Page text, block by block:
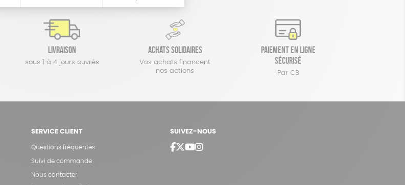
Livraison
sous 1 à 4 jours ouvrés
Achats solidaires
Vos achats financent
nos actions
Paiement en ligne
sécurisé
Par CB
SERVICE CLIENT
Questions fréquentes
Suivi de commande
Nous contacter
SUIVEZ-NOUS